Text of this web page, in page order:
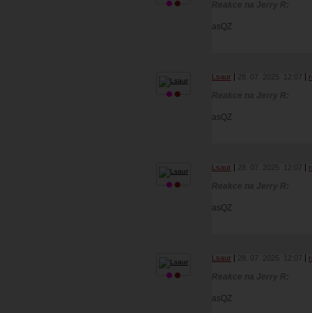
asQZ
Lsaur 28. 07. 2025 12:07
asQZ
Lsaur 28. 07. 2025 12:07
asQZ
Lsaur 28. 07. 2025 12:07
asQZ